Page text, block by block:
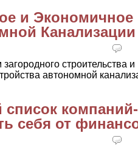
и
Канализации
строительства
автономной
себя от